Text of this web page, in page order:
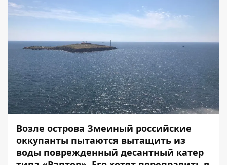
Возле острова Змеиный российские
оккупанты пытаются вытащить из
воды поврежденный десантный катер